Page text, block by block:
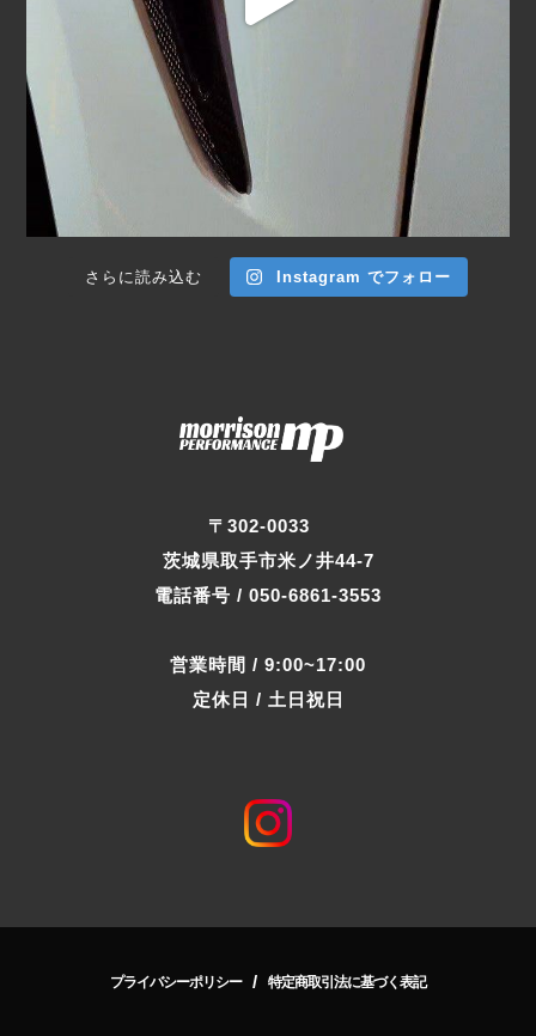
〒302-0033
茨城県取手市米ノ井44-7
電話番号 / 050-6861-3553
営業時間 / 9:00~17:00
定休日 / 土日祝日
さらに読み込む Instagram でフォロー
プライバシーポリシー / 特定商取引法に基づく表記